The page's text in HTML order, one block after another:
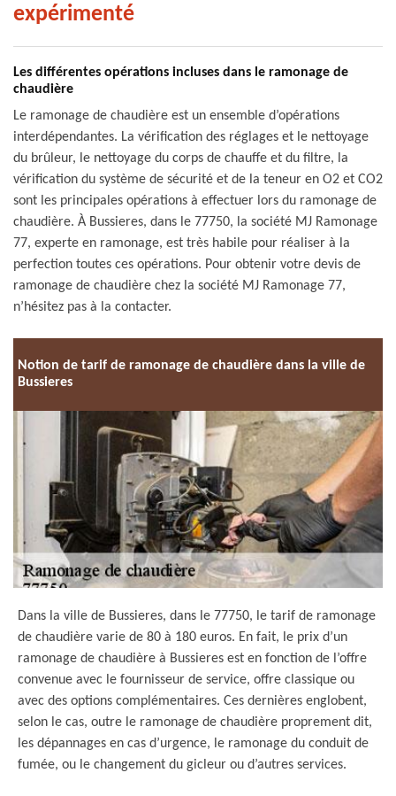
expérimenté
Les différentes opérations incluses dans le ramonage de
chaudière
Le ramonage de chaudière est un ensemble d’opérations
interdépendantes. La vérification des réglages et le nettoyage
du brûleur, le nettoyage du corps de chauffe et du filtre, la
vérification du système de sécurité et de la teneur en O2 et CO2
sont les principales opérations à effectuer lors du ramonage de
chaudière. À Bussieres, dans le 77750, la société MJ Ramonage
77, experte en ramonage, est très habile pour réaliser à la
perfection toutes ces opérations. Pour obtenir votre devis de
ramonage de chaudière chez la société MJ Ramonage 77,
n’hésitez pas à la contacter.
Notion de tarif de ramonage de chaudière dans la ville de
Bussieres
Dans la ville de Bussieres, dans le 77750, le tarif de ramonage
de chaudière varie de 80 à 180 euros. En fait, le prix d’un
ramonage de chaudière à Bussieres est en fonction de l’offre
convenue avec le fournisseur de service, offre classique ou
avec des options complémentaires. Ces dernières englobent,
selon le cas, outre le ramonage de chaudière proprement dit,
les dépannages en cas d’urgence, le ramonage du conduit de
fumée, ou le changement du gicleur ou d’autres services.